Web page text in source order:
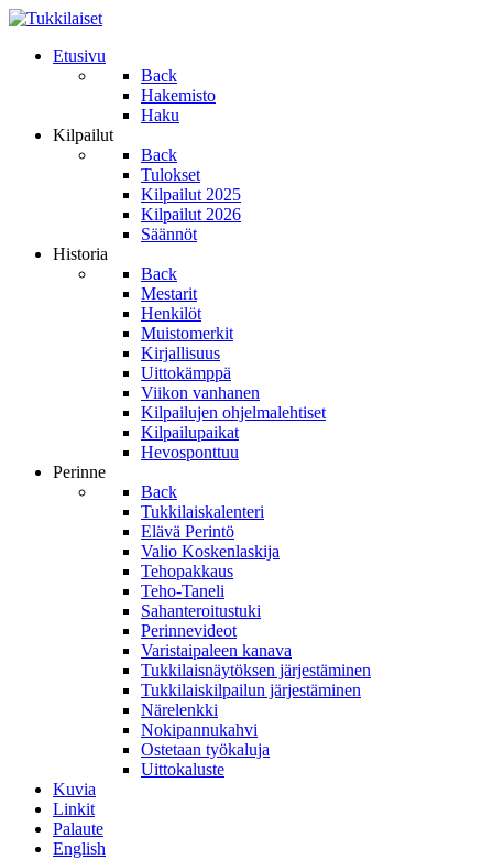
Etusivu
Back
Hakemisto
Haku
Kilpailut
Back
Tulokset
Kilpailut 2025
Kilpailut 2026
Säännöt
Historia
Back
Mestarit
Henkilöt
Muistomerkit
Kirjallisuus
Uittokämppä
Viikon vanhanen
Kilpailujen ohjelmalehtiset
Kilpailupaikat
Hevosponttuu
Perinne
Back
Tukkilaiskalenteri
Elävä Perintö
Valio Koskenlaskija
Tehopakkaus
Teho-Taneli
Sahanteroitustuki
Perinnevideot
Varistaipaleen kanava
Tukkilaisnäytöksen järjestäminen
Tukkilaiskilpailun järjestäminen
Närelenkki
Nokipannukahvi
Ostetaan työkaluja
Uittokaluste
Kuvia
Linkit
Palaute
English